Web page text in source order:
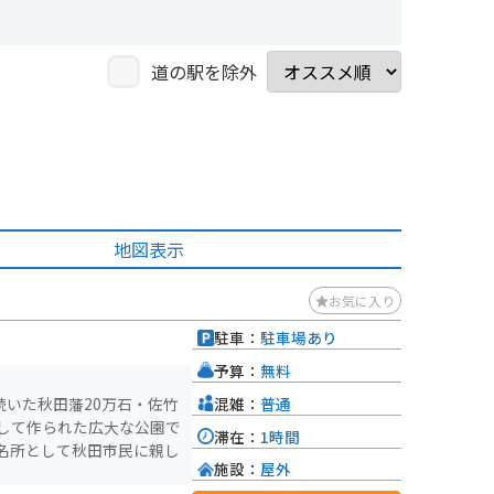
道の駅を除外
地図表示
お気に入り
た秋田藩20万石・佐竹
て作られた広大な公園で
所として秋田市民に親し
駐車： 駐車場あり
予算： 無料
混雑： 普通
滞在： 1時間
施設： 屋外